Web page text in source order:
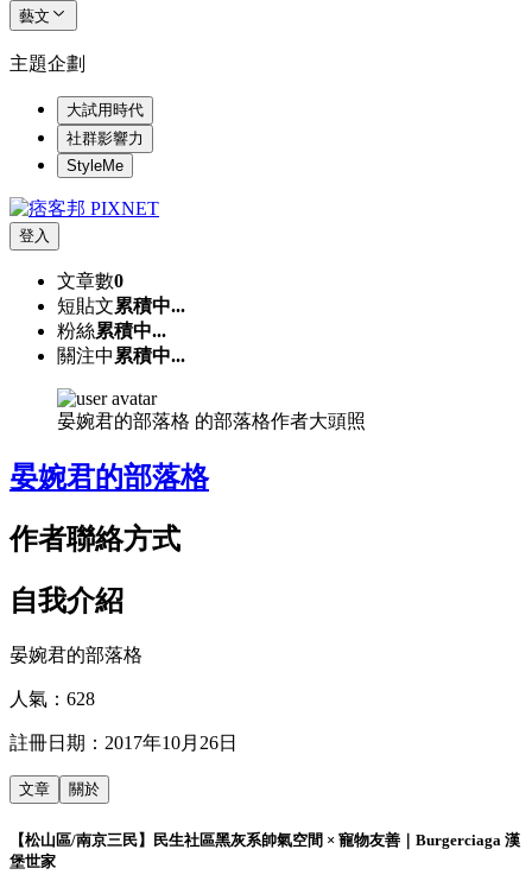
藝文
主題企劃
大試用時代
社群影響力
StyleMe
登入
文章數0
短貼文累積中...
粉絲累積中...
關注中 累積中...
晏婉君的部落格 的部落格作者大頭照
晏婉君的部落格
作者聯絡方式
自我介紹
晏婉君的部落格
人氣： 628
註冊日期： 2017年10月26日
文章 關於
【松山區/南京三民】民生社區黑灰系帥氣空間 × 寵物友善｜Burgerciaga 漢
堡世家